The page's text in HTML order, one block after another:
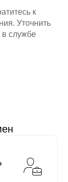
к
Уточнить
в службе